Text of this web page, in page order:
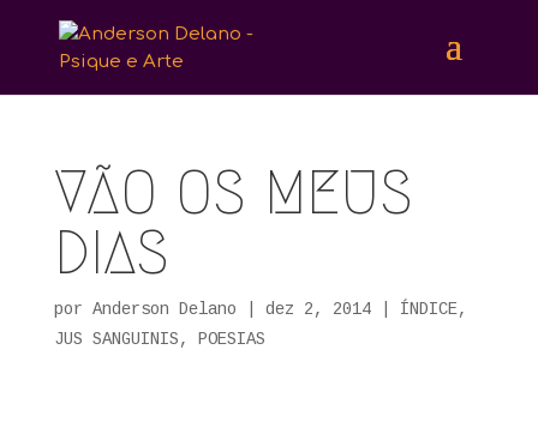
VÃO OS MEUS
DIAS
por Anderson Delano dez 2, 2014| ÍNDICE,
JUS SANGUINIS, POESIAS